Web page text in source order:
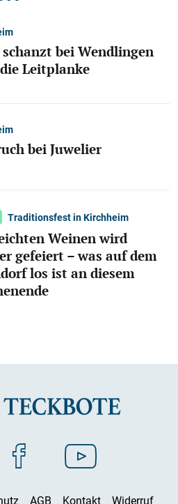
bei Wendlingen
Leitplanke
bei Juwelier
Traditionsfest in Kirchheim
Weinen wird
gefeiert – was auf dem
los ist an diesem
AGB Kontakt Widerruf